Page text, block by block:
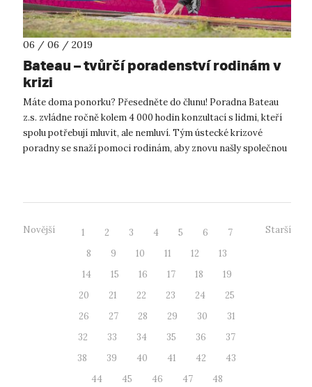
06 / 06 / 2019
Bateau – tvůrčí poradenství rodinám v
krizi
Máte doma ponorku? Přesedněte do člunu! Poradna Bateau
z.s. zvládne ročně kolem 4 000 hodin konzultací s lidmi, kteří
spolu potřebují mluvit, ale nemluví. Tým ústecké krizové
poradny se snaží pomoci rodinám, aby znovu našly společnou
Novější 1 2 3 4 5 6
7
8
9 10 11 12
13
14
15 16 17 18
19
20
21 22 23 24
25
26
27 28 29 30
31
32
33 34 35 36
37
38
39 40 41 42
43
44
45 46 47
48
Starší